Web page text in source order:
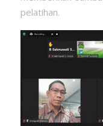
pelatihan.